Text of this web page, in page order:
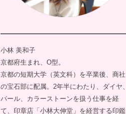
小林 美和子
京都府生まれ、O型。
京都の短期大学（英文科）を卒業後、商社
の宝石部に配属。2年半にわたり、ダイヤ、
パール、カラーストーンを扱う仕事を経
て、印章店「小林大伸堂」を経営する印鑑